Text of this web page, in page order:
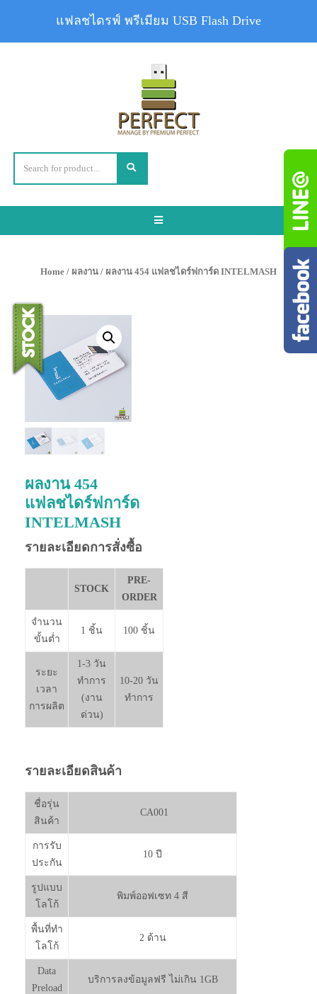
Toggle
Home / ผลงาน / ผลงาน 454 แฟลชไดร์ฟการ์ด INTELMASH
ผลงาน 454
แฟลชไดร์ฟการ์ด
INTELMASH
รายละเอียดการสั่งซื้อ
STOCK
PRE-
ORDER
จำนวน
ขั้นต่ำ
1 ชิ้น 100 ชิ้น
ระยะ
เวลา
การผลิต
1-3 วัน
ทำการ
(งาน
ด่วน)
10-20 วัน
ทำการ
รายละเอียดสินค้า
ชื่อรุ่น
สินค้า
CA001
การรับ
ประกัน
10 ปี
รูปแบบ
โลโก้
พิมพ์ออฟเซท 4 สี
พื้นที่ทำ
โลโก้
2 ด้าน
Data
Preload
บริการลงข้อมูลฟรี ไม่เกิน 1GB
แฟลชไดรฟ์ พรีเมียม USB Flash Drive